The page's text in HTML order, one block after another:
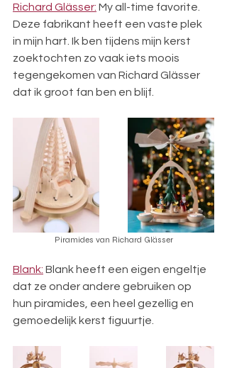
Richard Glässer: My all-time favorite.
Deze fabrikant heeft een vaste plek
in mijn hart. Ik ben tijdens mijn kerst
zoektochten zo vaak iets moois
tegengekomen van Richard Glässer
dat ik groot fan ben en blijf.
Piramides van Richard Glässer
Blank: Blank heeft een eigen engeltje
dat ze onder andere gebruiken op
hun piramides, een heel gezellig en
gemoedelijk kerst figuurtje.